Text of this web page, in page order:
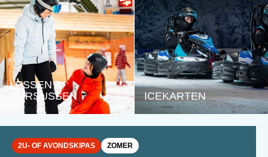
LESSEN &
CURSUSSEN
ICEKARTEN
2U- OF AVONDSKIPAS ZOMER